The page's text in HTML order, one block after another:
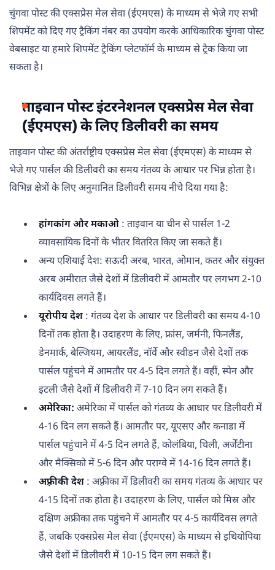
चुंगवा पोस्ट की एक्सप्रेस मेल सेवा (ईएमएस) के माध्यम से भेजे गए सभी
शिपमेंट को दिए गए ट्रैकिंग नंबर का उपयोग करके आधिकारिक चुंगवा पोस्ट
वेबसाइट या हमारे शिपमेंट ट्रैकिंग प्लेटफॉर्म के माध्यम से ट्रैक किया जा
सकता है।
ताइवान पोस्ट इंटरनेशनल एक्सप्रेस मेल सेवा
(ईएमएस) के लिए डिलीवरी का समय
ताइवान पोस्ट की अंतर्राष्ट्रीय एक्सप्रेस मेल सेवा (ईएमएस) के माध्यम से
भेजे गए पार्सल की डिलीवरी का समय गंतव्य के आधार पर भिन्न होता है।
विभिन्न क्षेत्रों के लिए अनुमानित डिलीवरी समय नीचे दिया गया है:
हांगकांग और मकाओ : ताइवान या चीन से पार्सल 1-2
व्यावसायिक दिनों के भीतर वितरित किए जा सकते हैं।
अन्य एशियाई देश: सऊदी अरब, भारत, ओमान, कतर और संयुक्त
अरब अमीरात जैसे देशों में डिलीवरी में आमतौर पर लगभग 2-10
कार्यदिवस लगते हैं।
यूरोपीय देश : गंतव्य देश के आधार पर डिलीवरी का समय 4-10
दिनों तक होता है। उदाहरण के लिए, फ्रांस, जर्मनी, फिनलैंड,
डेनमार्क, बेल्जियम, आयरलैंड, नॉर्वे और स्वीडन जैसे देशों तक
पार्सल पहुंचने में आमतौर पर 4-5 दिन लगते हैं। वहीं, स्पेन और
इटली जैसे देशों में डिलीवरी में 7-10 दिन लग सकते हैं।
अमेरिका: अमेरिका में पार्सल को गंतव्य के आधार पर डिलीवरी में
4-16 दिन लग सकते हैं। आमतौर पर, यूएसए और कनाडा में
पार्सल पहुंचाने में 4-5 दिन लगते हैं, कोलंबिया, चिली, अर्जेंटीना
और मैक्सिको में 5-6 दिन और पराग्वे में 14-16 दिन लगते हैं।
अफ़्रीकी देश : अफ़्रीका में डिलीवरी का समय गंतव्य के आधार पर
4-15 दिनों तक होता है। उदाहरण के लिए, पार्सल को मिस्र और
दक्षिण अफ्रीका तक पहुंचने में आमतौर पर 4-5 कार्यदिवस लगते
हैं, जबकि एक्सप्रेस मेल सेवा (ईएमएस) के माध्यम से इथियोपिया
जैसे देशों में डिलीवरी में 10-15 दिन लग सकते हैं।